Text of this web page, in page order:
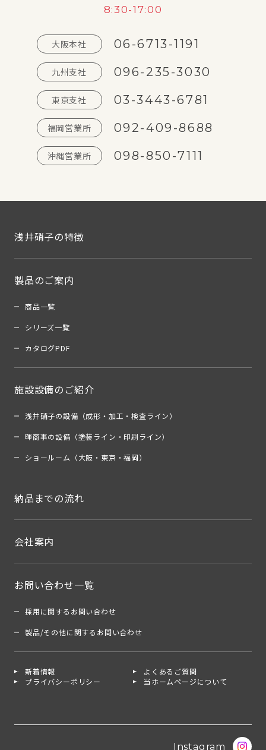
8:30-17:00
大阪本社 06-6713-1191
九州支社 096-235-3030
東京支社 03-3443-6781
福岡営業所 092-409-8688
沖縄営業所 098-850-7111
浅井硝子の特徴
製品のご案内
商品一覧
シリーズ一覧
カタログPDF
施設設備のご紹介
浅井硝子の設備（成形・加工・検査ライン）
暉商事の設備（塗装ライン・印刷ライン）
ショールーム（大阪・東京・福岡）
納品までの流れ
会社案内
お問い合わせ一覧
採用に関するお問い合わせ
製品/その他に関するお問い合わせ
新着情報
よくあるご質問
プライバシーポリシー
当ホームページについて
Instagram